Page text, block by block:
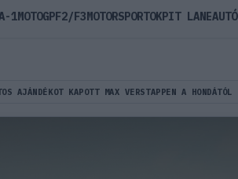
AJÁNDÉKOT KAPOTT MAX VERSTAPPEN A HONDÁTÓL
1MOTOGPF2/F3MOTORSPORTOKPIT LANEAUTÓ